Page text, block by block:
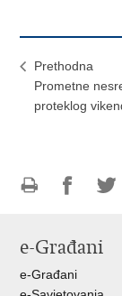
Prethodna
Prometne
proteklog
Facebooku
e-Građani
e-Građani